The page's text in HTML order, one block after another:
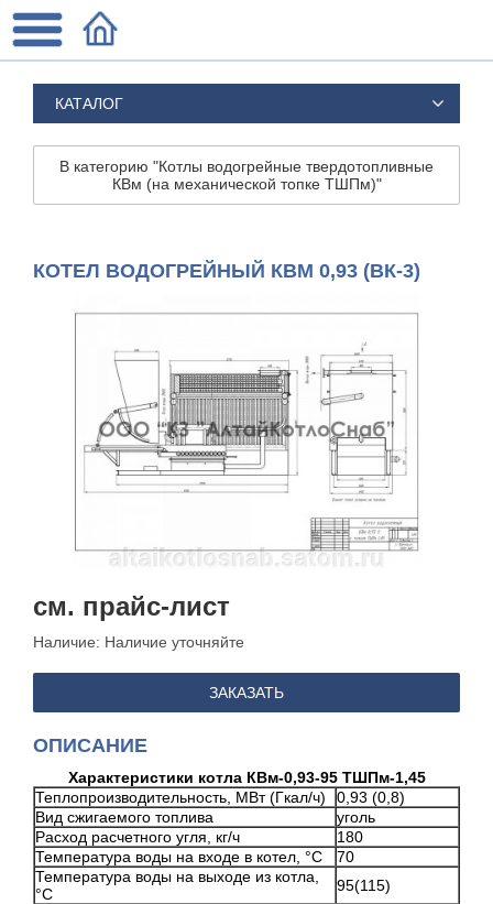
КАТАЛОГ
В категорию "Котлы водогрейные твердотопливные
КВм (на механической топке ТШПм)"
КОТЕЛ ВОДОГРЕЙНЫЙ КВМ 0,93 (ВК-3)
см. прайс-лист
Наличие: Наличие уточняйте
ЗАКАЗАТЬ
ОПИСАНИЕ
Характеристики котла КВм-0,93-95 ТШПм-1,45
Теплопроизводительность, МВт (Гкал/ч)
0,93 (0,8)
Вид сжигаемого топлива
уголь
Расход расчетного угля, кг/ч
180
Температура воды на входе в котел, °С
70
Температура воды на выходе из котла,
°С
95(115)